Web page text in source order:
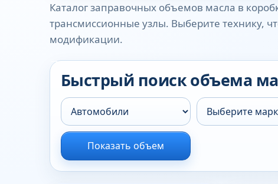
Каталог заправочных объемов масла в
трансмиссионные узлы. Выберите технику,
модификации.
Быстрый поиск объема
Показать объем